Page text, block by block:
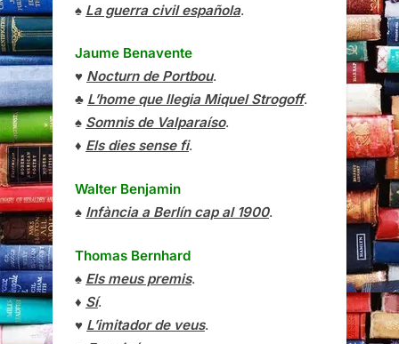
♠ La guerra civil española.
Jaume Benavente
♥ Nocturn de Portbou.
♣ L’home que llegia Miquel Strogoff.
♠ Somnis de Valparaíso.
♦ Els dies sense fi.
Walter Benjamin
♠ Infància a Berlín cap al 1900.
Thomas Bernhard
♠ Els meus premis.
♦ Sí.
♥ L’imitador de veus.